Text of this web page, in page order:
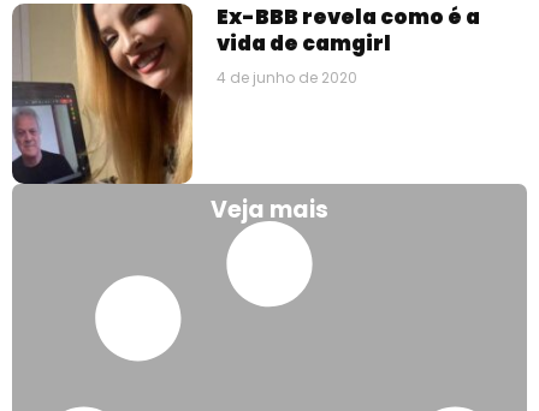
Ex-BBB revela como é a
vida de camgirl
4 de junho de 2020
Veja mais